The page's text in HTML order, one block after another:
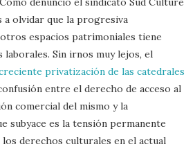
a olvidar que la progresiva
espacios patrimoniales tiene
Sin irnos muy lejos, el
privatización de las catedrales
entre el derecho de acceso al
comercial del mismo y la
subyace es la tensión permanente
derechos culturales en el actual